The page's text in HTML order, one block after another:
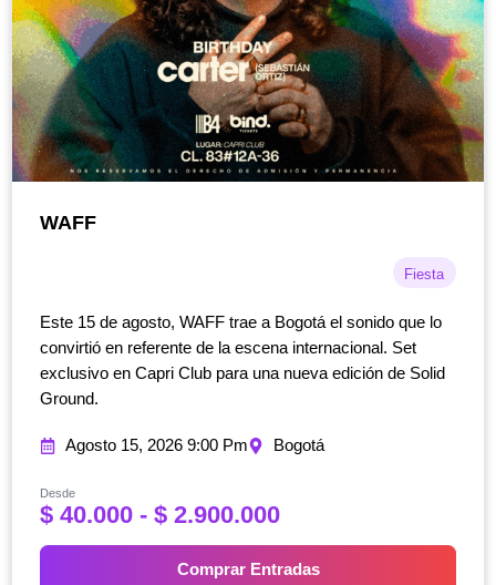
WAFF
Fiesta
Este 15 de agosto, WAFF trae a Bogotá el sonido que lo
convirtió en referente de la escena internacional. Set
exclusivo en Capri Club para una nueva edición de Solid
Ground.
Agosto 15, 2026 9:00 Pm Bogotá
Desde
$40.000 - $2.900.000R
n
Comprar Entradas